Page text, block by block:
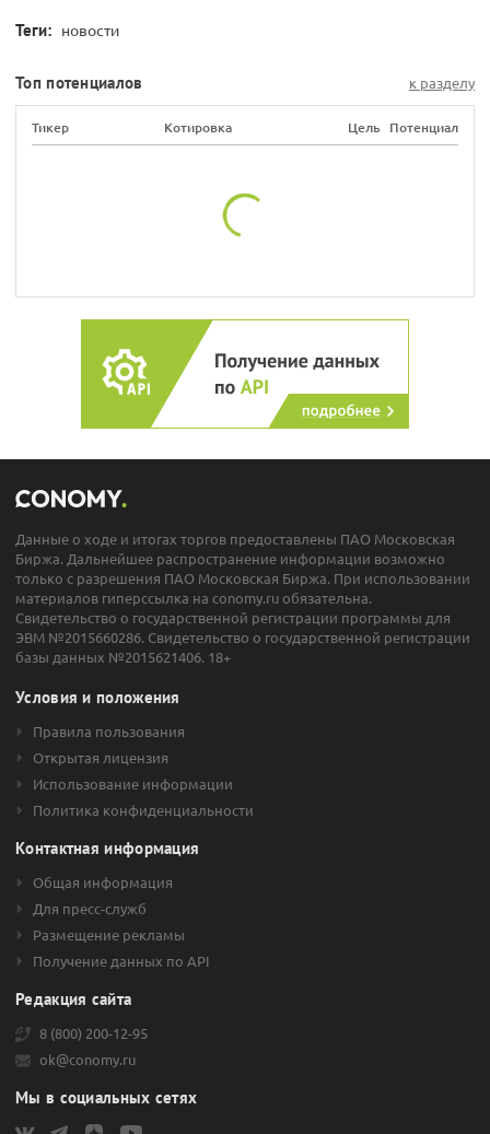
Теги: новости
Топ потенциалов к разделу
Тикер Котировка Цель Потенциал
Данные о ходе и итогах торгов предоставлены ПАО Московская
Биржа. Дальнейшее распространение информации возможно
только с разрешения ПАО Московская Биржа. При использовании
материалов гиперссылка на conomy.ru обязательна.
Свидетельство о государственной регистрации программы для
ЭВМ №2015660286. Свидетельство о государственной регистрации
базы данных №2015621406. 18+
Условия и положения
Правила пользования
Открытая лицензия
Использование информации
Политика конфиденциальности
Контактная информация
Общая информация
Для пресс-служб
Размещение рекламы
Получение данных по API
Редакция сайта
8 (800) 200-12-95
ok@conomy.ru
Мы в социальных сетях